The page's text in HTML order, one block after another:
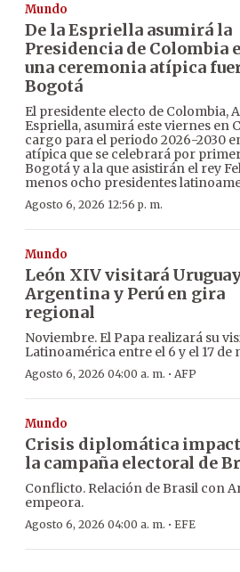
Mundo
De la Espriella asumirá la
Presidencia de Colombia
una ceremonia atípica
Bogotá
El presidente electo de Colombia,
Espriella, asumirá este viernes en
cargo para el periodo 2026-2030
atípica que se celebrará por
Bogotá y a la que asistirán el rey
menos ocho presidentes
Agosto 6, 2026 12:56 p. m.
Mundo
León XIV visitará
Argentina y Perú en gira
regional
Noviembre. El Papa realizará su
Latinoamérica entre el 6 y el 17 de
Agosto 6, 2026 04:00 a. m. · AFP
Mundo
Crisis diplomática
la campaña electoral de
Conflicto. Relación de Brasil con
empeora.
Agosto 6, 2026 04:00 a. m. · EFE